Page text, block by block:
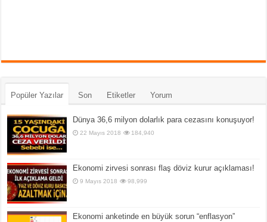
Popüler Yazılar Son Etiketler Yorum
Dünya 36,6 milyon dolarlık para cezasını konuşuyor!
22 Mayıs 2018 184,940
Ekonomi zirvesi sonrası flaş döviz kurur açıklaması!
9 Mayıs 2018 98,999
Ekonomi anketinde en büyük sorun “enflasyon”